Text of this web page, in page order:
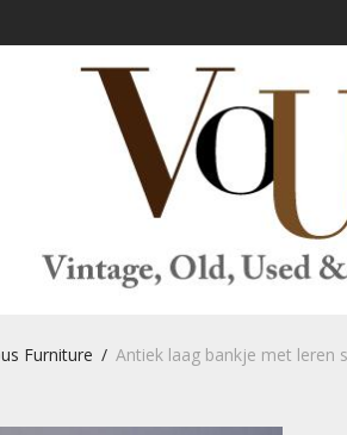
Furniture / Antiek laag bankje met leren